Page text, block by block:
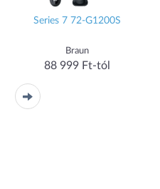
Series 7 72-G1200S
Braun
88 999 Ft-tól